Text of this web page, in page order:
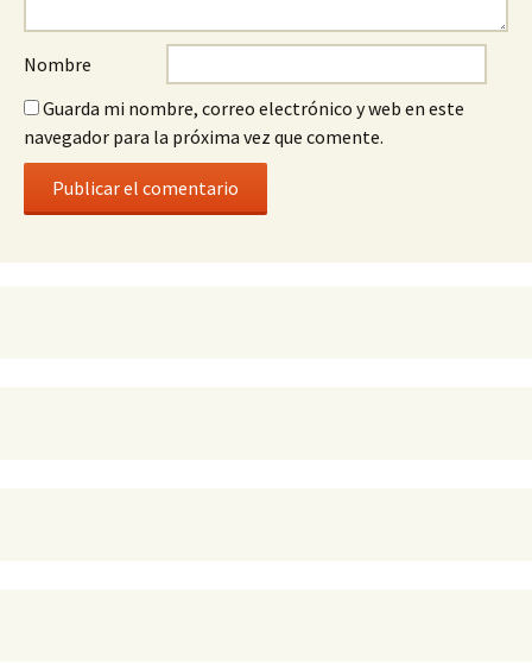
Nombre
Guarda mi nombre, correo electrónico y web en este
navegador para la próxima vez que comente.